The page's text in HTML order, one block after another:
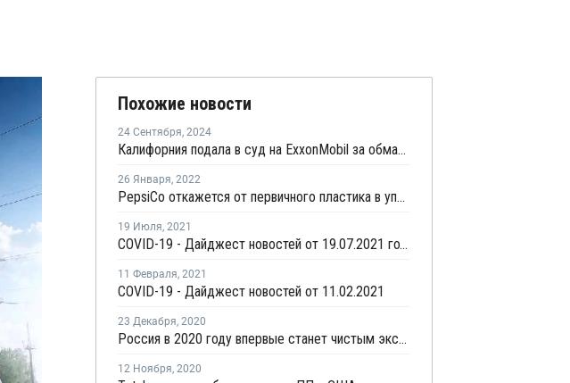
Похожие новости
24 Сентября, 2024
Калифорния подала в суд на ExxonMobil за обман о легкой переработке пластика
26 Января, 2022
PepsiCo откажется от первичного пластика в упаковке в Европе к 2030 году
19 Июля, 2021
COVID-19 - Дайджест новостей от 19.07.2021 года
11 Февраля, 2021
COVID-19 - Дайджест новостей от 11.02.2021
23 Декабря, 2020
Россия в 2020 году впервые станет чистым экспортером полиэтилена
12 Ноября, 2020